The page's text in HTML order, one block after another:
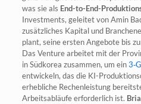
was sie als End-to-End-
Invest­ments, gelei­tet von Amin
zusätz­li­ches Kapi­tal und
plant, sei­ne ers­ten Ange­bo­te bis
Das Ven­ture arbei­tet mit der
in Süd­ko­rea zusam­men, um ein
ent­wi­ckeln, das die KI-
erheb­li­che Rechen­leis­tung
Arbeits­ab­läu­fe erfor­der­lich ist.